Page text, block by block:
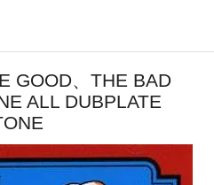
GOOD、THE BAD
ALL DUBPLATE